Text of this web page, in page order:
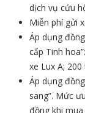
dịch vụ cứu
Miễn phí gửi
Áp dụng
cấp Tinh
xe Lux A;
Áp dụng
sang”. Mức
đồng khi mua